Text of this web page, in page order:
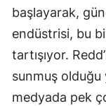
başlayarak,
endüstrisi, bu
tartışıyor.
sunmuş olduğu
medyada pek